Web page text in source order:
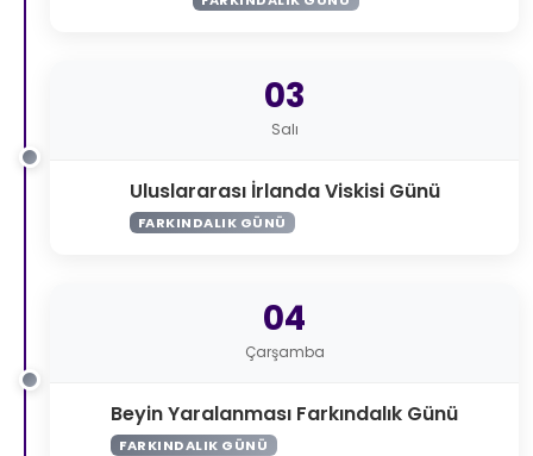
03
Salı
Uluslararası İrlanda Viskisi Günü
FARKINDALIK GÜNÜ
04
Çarşamba
Beyin Yaralanması Farkındalık Günü
FARKINDALIK GÜNÜ